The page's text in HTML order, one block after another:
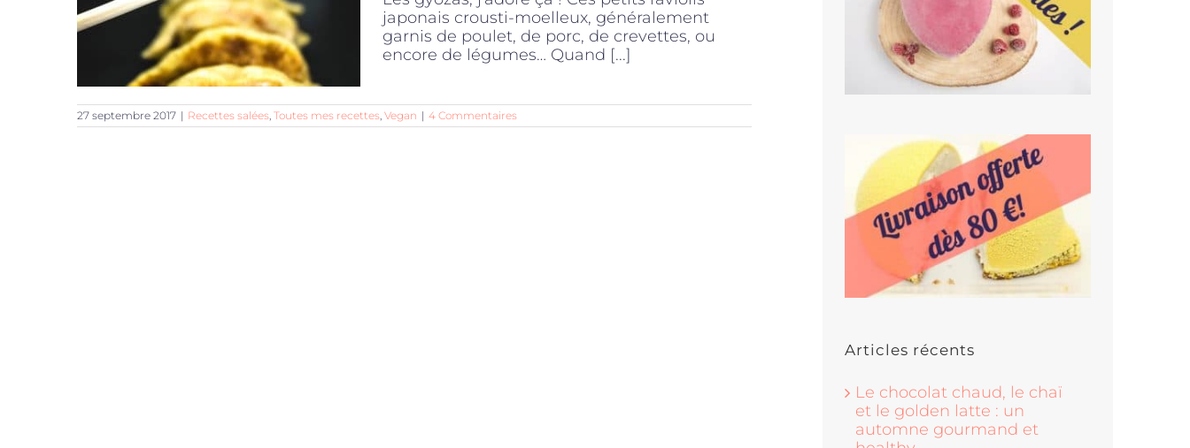
japonais crousti-moelleux, généralement
garnis de poulet, de porc, de crevettes, ou
encore de légumes… Quand [...]
27 septembre 2017 | Recettes salées, Toutes mes recettes, Vegan | 4 Commentaires
Articles récents
Le chocolat chaud, le chaï
et le golden latte : un
automne gourmand et